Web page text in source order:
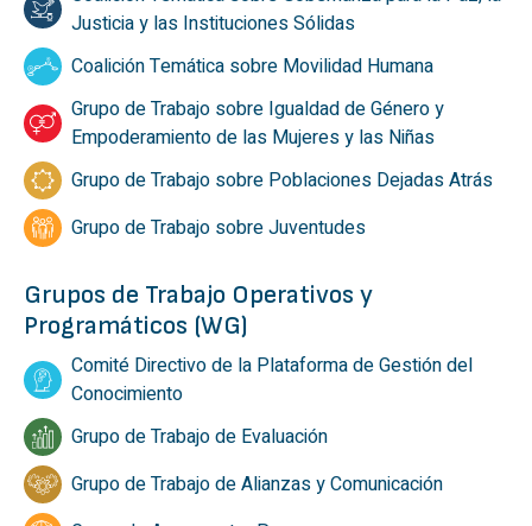
Justicia y las Instituciones Sólidas
Coalición Temática sobre Movilidad Humana
Grupo de Trabajo sobre Igualdad de Género y
Empoderamiento de las Mujeres y las Niñas
Grupo de Trabajo sobre Poblaciones Dejadas Atrás
Grupo de Trabajo sobre Juventudes
Grupos de Trabajo Operativos y
Programáticos (WG)
Comité Directivo de la Plataforma de Gestión del
Conocimiento
Grupo de Trabajo de Evaluación
Grupo de Trabajo de Alianzas y Comunicación